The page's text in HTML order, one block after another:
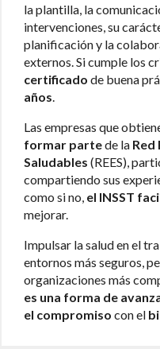
la plantilla, la
intervenciones, su
planificación y la
externos. Si cumple los
certificado de buena
años
Las empresas que
formar partede la Red
Saludables (REES),
compartiendo sus
como si no, el INSST
mejorar.
Impulsar la salud en el
entornos más seguros,
organizaciones más
es una forma de
el compromiso con el